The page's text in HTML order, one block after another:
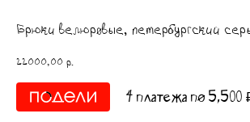
Брюки велюровые, петербургский
22000,00 р.
4 платежа по 5,500